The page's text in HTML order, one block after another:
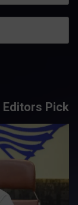
Editors Pick